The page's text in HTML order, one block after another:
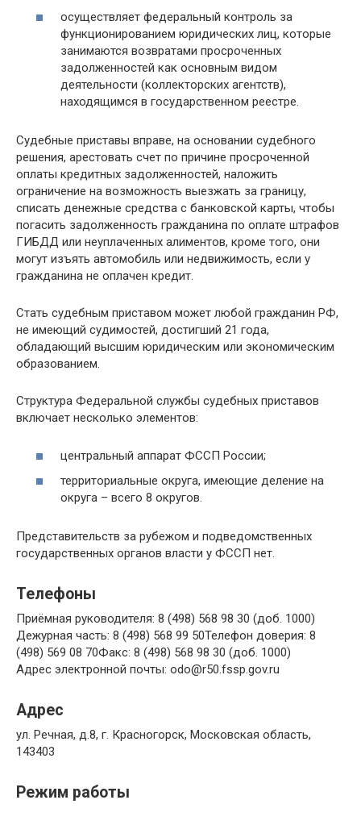
осуществляет федеральный контроль за
функционированием юридических лиц, которые
занимаются возвратами просроченных
задолженностей как основным видом
деятельности (коллекторских агентств),
находящимся в государственном реестре.
Судебные приставы вправе, на основании судебного
решения, арестовать счет по причине просроченной
оплаты кредитных задолженностей, наложить
ограничение на возможность выезжать за границу,
списать денежные средства с банковской карты, чтобы
погасить задолженность гражданина по оплате штрафов
ГИБДД или неуплаченных алиментов, кроме того, они
могут изъять автомобиль или недвижимость, если у
гражданина не оплачен кредит.
Стать судебным приставом может любой гражданин РФ,
не имеющий судимостей, достигший 21 года,
обладающий высшим юридическим или экономическим
образованием.
Структура Федеральной службы судебных приставов
включает несколько элементов:
центральный аппарат ФССП России;
территориальные округа, имеющие деление на
округа – всего 8 округов.
Представительств за рубежом и подведомственных
государственных органов власти у ФССП нет.
Телефоны
Приёмная руководителя: 8 (498) 568 98 30 (доб. 1000)
Дежурная часть: 8 (498) 568 99 50Телефон доверия: 8
(498) 569 08 70Факс: 8 (498) 568 98 30 (доб. 1000)
Адрес электронной почты: odo@r50.fssp.gov.ru
Адрес
ул. Речная, д.8, г. Красногорск, Московская область,
143403
Режим работы